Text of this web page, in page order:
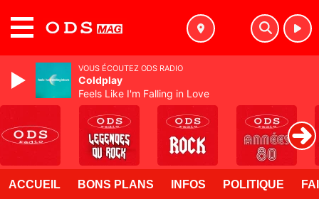
ACCUEIL BONS PLANS INFOS POLITIQUE
VOUS ÉCOUTEZ ODS RADIO
Coldplay
Feels Like I'm Falling in Love